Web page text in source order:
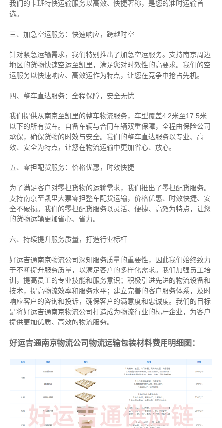
我们的卡班特快运输服务以高效、快捷著称，是您的准时运输首
选。
三、加急空运服务：快速响应，跨越时空
针对紧急运输需求，我们特别推出了加急空运服务。支持南京周边
地区的货物快速空运至凯里，满足您对时效性的高要求。我们的空
运服务以快速响应、高效运作为特点，让您在竞争中抢占先机。
四、整车直达服务：全程保障，安全无忧
我们提供从南京至凯里的整车物流服务，车型覆盖4.2米至17.5米
以下的所有货车。自备车辆与合同车辆双重保障，全程由保险公司
承保，确保货物的时效与安全。我们的整车直达服务以专业、高
效、安全为特点，让您在物流运输中更加省心、放心。
五、零担配货服务：价格优惠，时效快捷
为了满足客户对零担货物的运输需求，我们推出了零担配货服务。
支持南京至凯里大票零担整车配货运输，价格优惠、时效快捷、安
全不破损。我们的零担配货服务以灵活、便捷、高效为特点，让您
的货物运输更加省心、省力。
六、持续提升服务质量，打造行业标杆
好运吉通南京物流公司深知服务质量的重要性，因此我们始终致力
于不断提升服务质量，以满足客户的多样化需求。我们加强员工培
训，提高员工的专业技能和服务意识；积极引进先进的物流设备和
技术，提高物流效率和服务水平；建立完善的客户服务体系，及时
响应客户的咨询和投诉，确保客户的满意度和忠诚度。我们的目标
是将好运吉通南京物流公司打造成为物流行业的标杆企业，为客户
提供更加优质、高效的物流服务。
好运吉通南京物流公司物流运输包装材料费用明细图：